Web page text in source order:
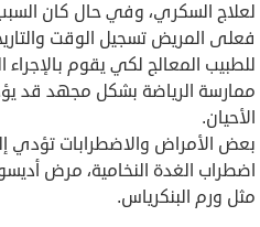
لعلاج السكري، وفي حال كان
فعلى المريض تسجيل الوقت
للطبيب المعالج لكي يقوم
ممارسة الرياضة بشكل مجهد
الأحيان.
بعض الأمراض والاضطرابات
مثل ورم البنكرياس.